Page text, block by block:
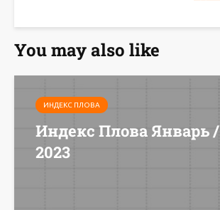
You may also like
ИНДЕКС ПЛОВА
Индекс Плова Январь /
2023